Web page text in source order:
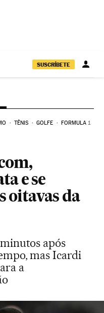
SUSCRÍBETE
TÊNIS GOLFE FORMULA 1
e se
oitavas da
após
mas Icardi
a